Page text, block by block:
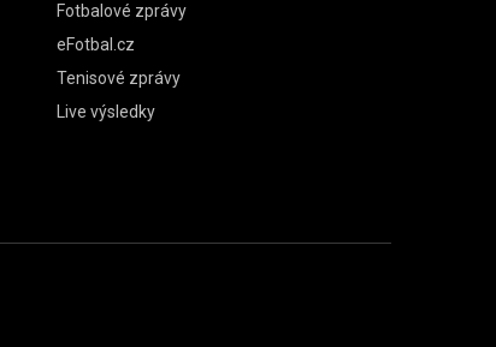
Fotbalové zprávy
eFotbal.cz
Tenisové zprávy
Live výsledky